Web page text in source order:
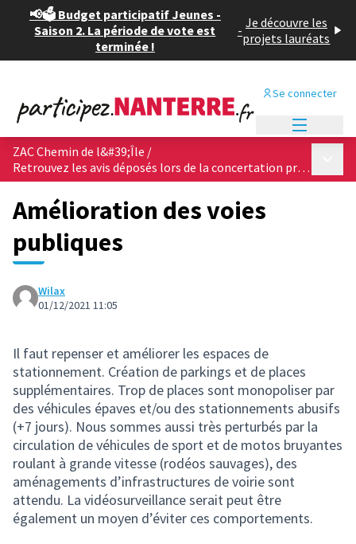
📢🗳️ Budget participatif Jeunes -
Saison 2. La période de vote est
terminée !
- Je découvre les
projets lauréats
Se connecter
ZAC Chemin de l&#39;Île /
Retrouvez les avis déposés lors de la concertation préalable !
Amélioration des voies
publiques
Wilax
01/12/2021 11:05
Il faut repenser et améliorer les espaces de
stationnement. Création de parkings et de places
supplémentaires. Trop de places sont monopoliser par
des véhicules épaves et/ou des stationnements abusifs
(+7 jours). Nous sommes aussi très perturbés par la
circulation de véhicules de sport et de motos bruyantes
roulant à grande vitesse (rodéos sauvages), des
aménagements d’infrastructures de voirie sont
attendu. La vidéosurveillance serait peut être
également un moyen d’éviter ces comportements.